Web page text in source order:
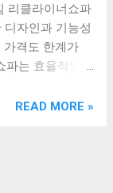
이 많을 수 밖에
을 꼼꼼히 비교
. 특가상품 보
트폰 태블릿
리클라이너쇼파
디자인과 기능성
가격도 한계가
는 효율적인
쓰면서도 돈을
는 다양한 디자
READ MORE »